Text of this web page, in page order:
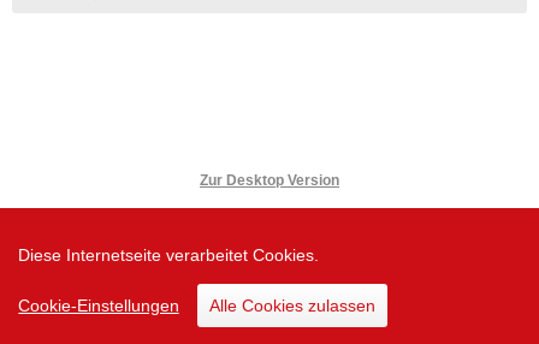
Diese Internetseite verarbeitet Cookies.
Cookie-Einstellungen Alle Cookies zulassen
Zur Desktop Version